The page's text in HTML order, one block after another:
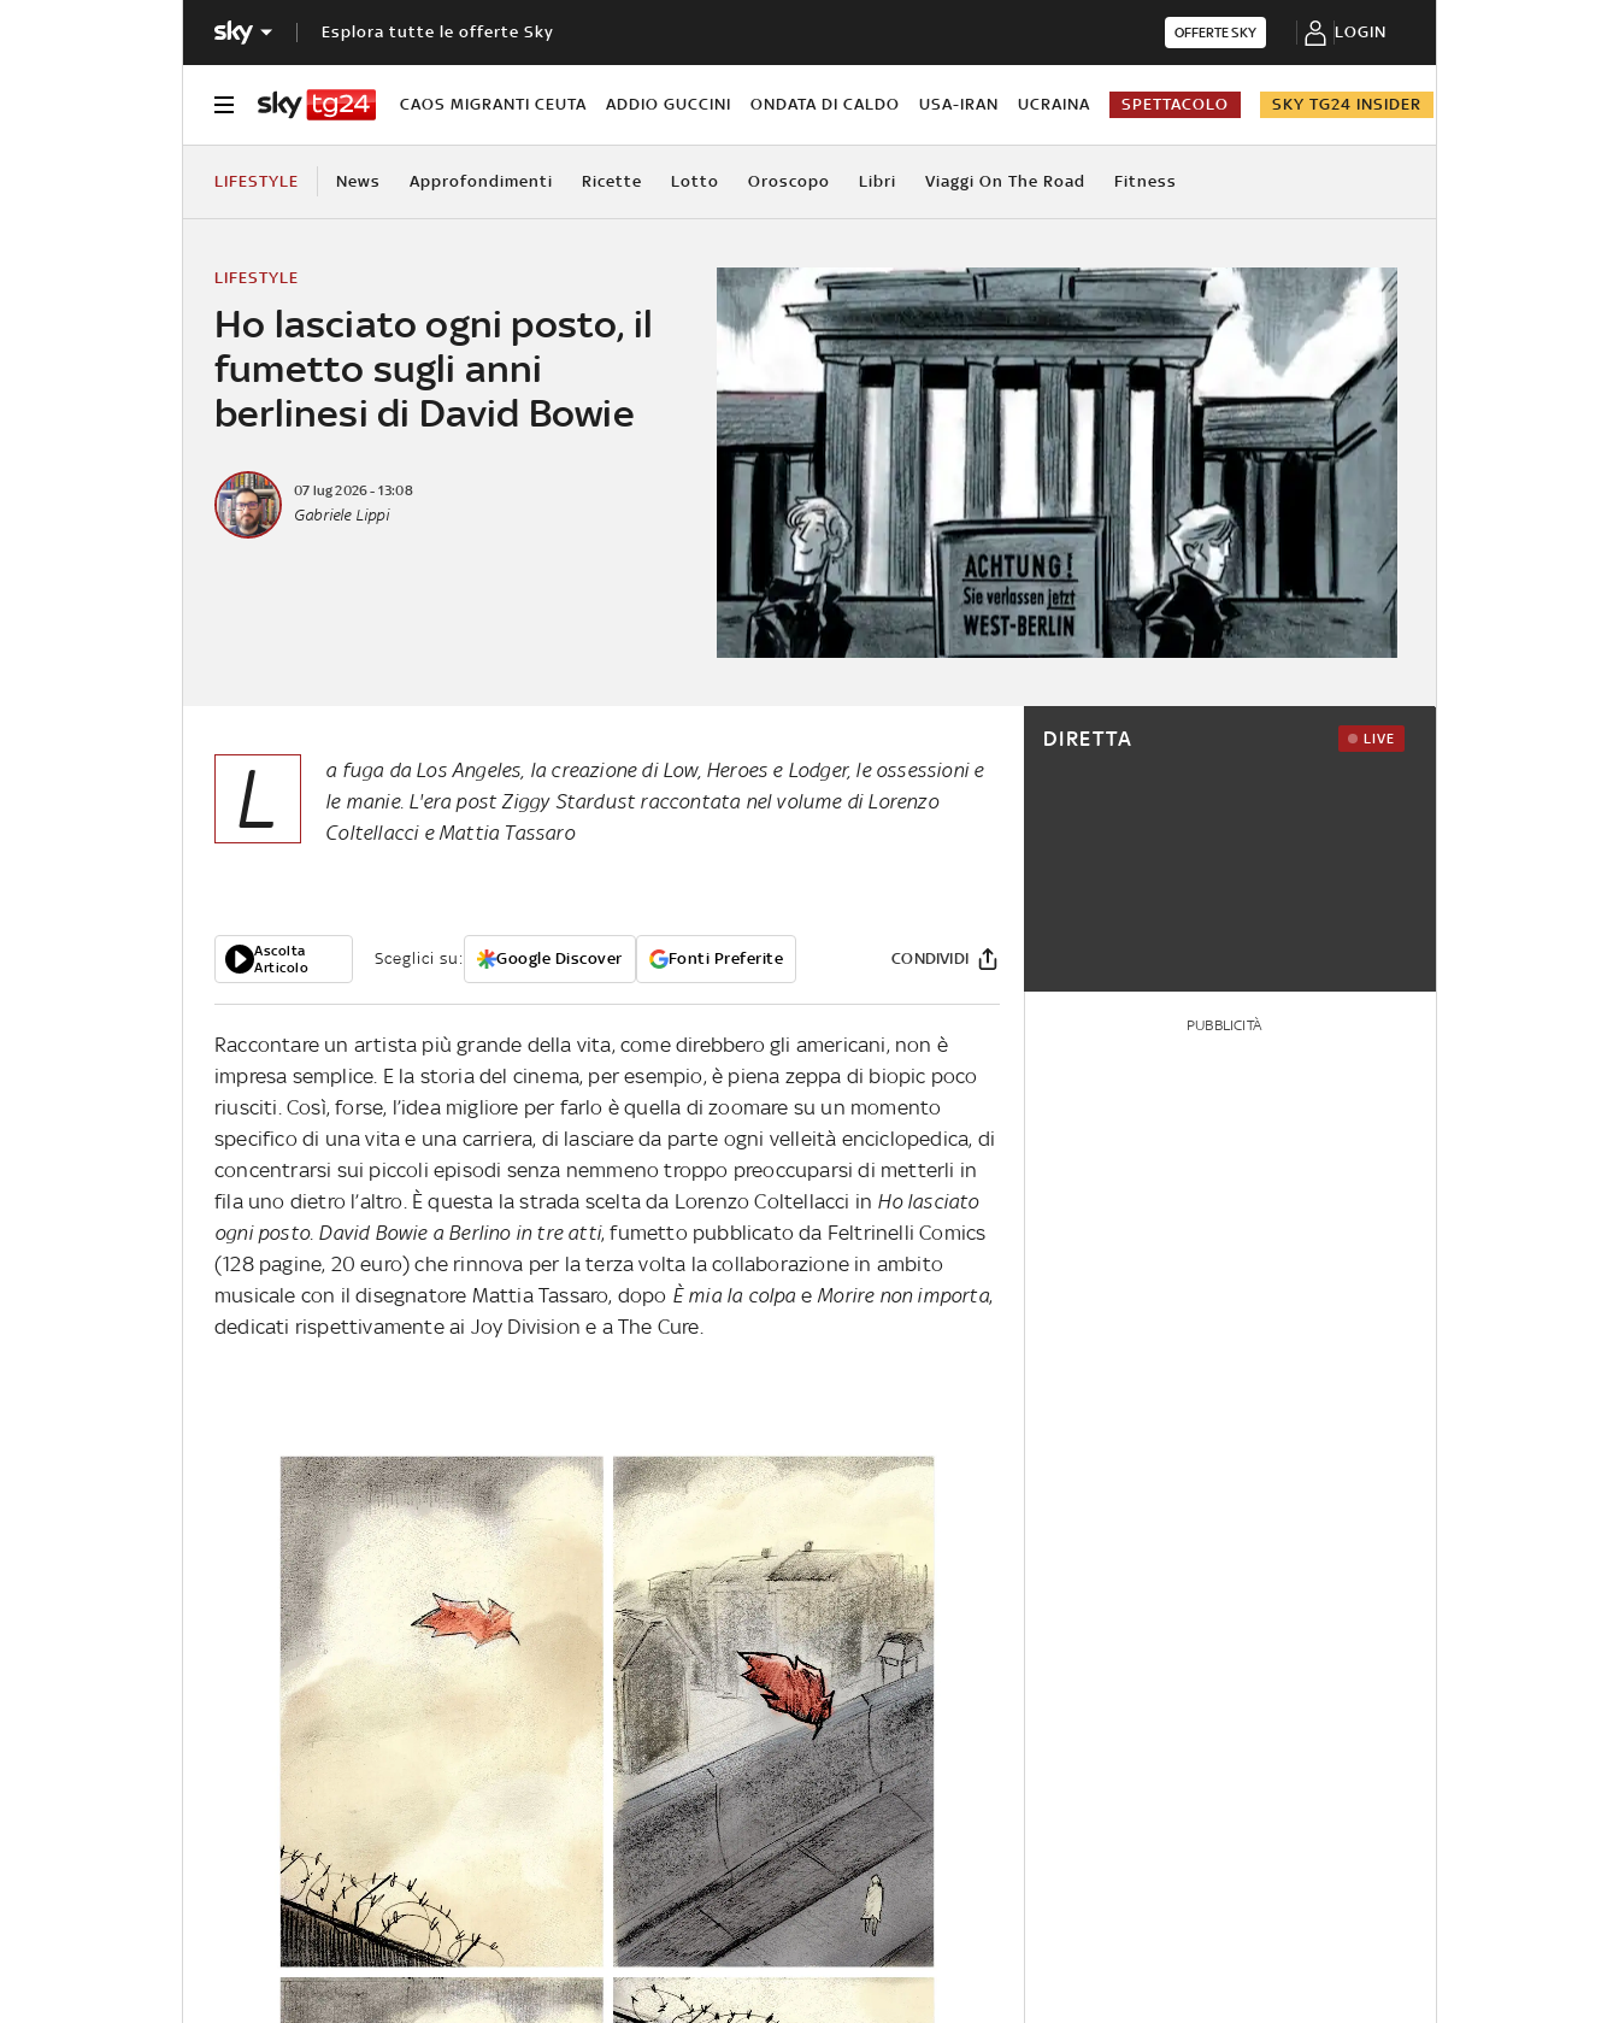
Esplora tutte le offerte Sky OFFERTE SKY LOGIN
CAOS MIGRANTI CEUTA ADDIO GUCCINI ONDATA DI CALDO USA-IRAN UCRAINA SPETTACOLO SKY TG24 INSIDER
LIFESTYLE News Approfondimenti Ricette Lotto Oroscopo Libri Viaggi On The Road Fitness
Ho lasciato ogni posto, il
fumetto sugli anni
berlinesi di David Bowie
LIFESTYLE
07 lug 2026 - 13:08
Gabriele Lippi
L
a fuga da Los Angeles, la creazione di Low, Heroes e Lodger, le ossessioni e
le manie. L'era post Ziggy Stardust raccontata nel volume di Lorenzo
Coltellacci e Mattia Tassaro
Ascolta
Articolo
Sceglici su: Google Discover Fonti Preferite CONDIVIDI
Raccontare un artista più grande della vita, come direbbero gli americani, non è
impresa semplice. E la storia del cinema, per esempio, è piena zeppa di biopic poco
riusciti. Così, forse, l’idea migliore per farlo è quella di zoomare su un momento
specifico di una vita e una carriera, di lasciare da parte ogni velleità enciclopedica, di
concentrarsi sui piccoli episodi senza nemmeno troppo preoccuparsi di metterli in
fila uno dietro l’altro. È questa la strada scelta da Lorenzo Coltellacci in Ho lasciato
ogni posto. David Bowie a Berlino in tre atti, fumetto pubblicato da Feltrinelli Comics
(128 pagine, 20 euro) che rinnova per la terza volta la collaborazione in ambito
musicale con il disegnatore Mattia Tassaro, dopo È mia la colpae Morire non importa,
dedicati rispettivamente ai Joy Division e a The Cure.
DIRETTA LIVE
PUBBLICITÀ